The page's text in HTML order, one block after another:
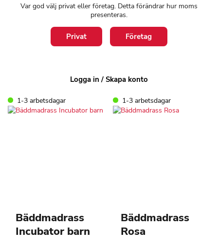
finns på avtalet
0kr
exkl. moms
exkl. moms
1-3 arbetsdagar
Bäddmadrass
Incubator barn
1-3 arbetsdagar
Bäddmadrass
Rosa
Var god välj privat eller företag. Detta förändrar hur moms
presenteras.
Privat Företag
Logga in / Skapa konto